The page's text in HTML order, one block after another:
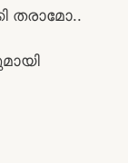
തരാമോ..